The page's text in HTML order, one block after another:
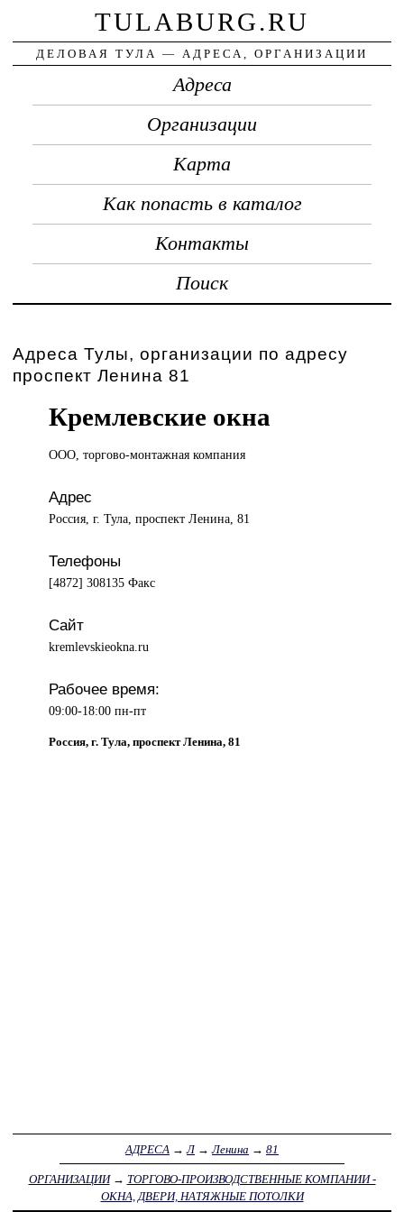
TULABURG.RU
ДЕЛОВАЯ ТУЛА — АДРЕСА, ОРГАНИЗАЦИИ
Адреса
Организации
Карта
Как попасть в каталог
Контакты
Поиск
Адреса Тулы, организации по адресу
проспект Ленина 81
Кремлевские окна
ООО, торгово-монтажнаякомпания
Адрес
Россия, г. Тула, проспект Ленина, 81
Телефоны
[4872] 308135 Факс
Сайт
kremlevskieokna.ru
Рабочее время:
09:00-18:00 пн-пт
Россия, г. Тула, проспект Ленина, 81
АДРЕСА →Л→Ленина → 81
ОРГАНИЗАЦИИ→ ТОРГОВО-ПРОИЗВОДСТВЕННЫЕ КОМПАНИИ -
ОКНА, ДВЕРИ, НАТЯЖНЫЕ ПОТОЛКИ